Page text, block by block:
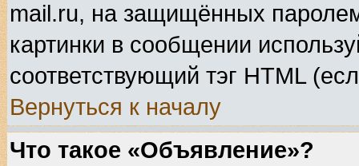
mail.ru, на защищённых
картинки в сообщении
соответствующий тэг HTML
Вернуться к началу
Что такое «Объявление»?